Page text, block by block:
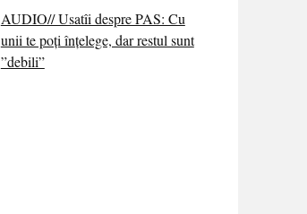
AUDIO// Usatîi despre PAS: Cu
unii te poți înțelege, dar restul sunt
”debili”